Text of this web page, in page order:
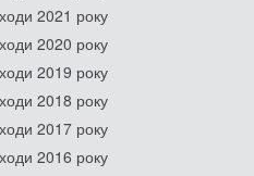
2021 року
2020 року
2019 року
2018 року
2017 року
2016 року